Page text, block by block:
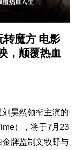
转魔方 电影
，颠覆热血
昊然领衔主演的
），将于7月23
金牌监制文牧野与